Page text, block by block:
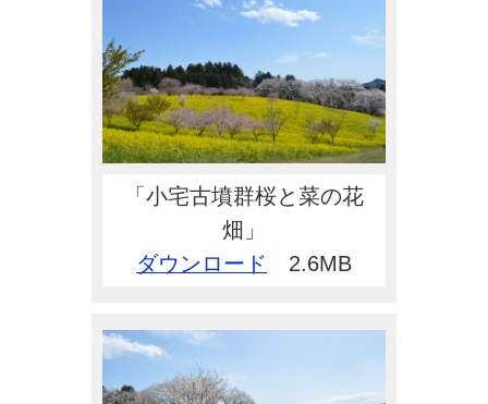
「小宅古墳群桜と菜の花
畑」
ダウンロード 2.6MB